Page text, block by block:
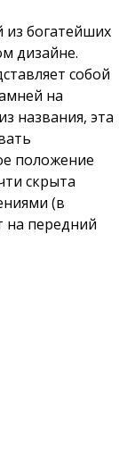
богатейших
дизайне.
собой
на
названия, эта
положение
скрыта
(в
на передний